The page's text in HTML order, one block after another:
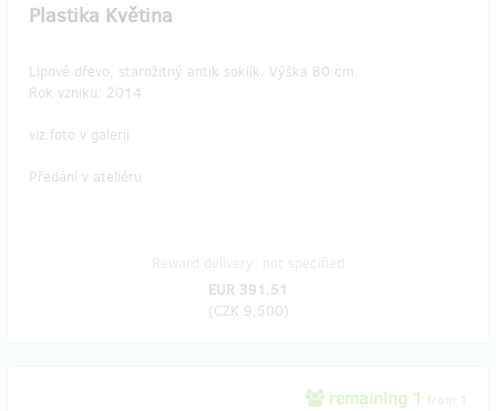
Plastika Květina
Lipové dřevo, starožitný antik soklík. Výška 80 cm.
Rok vzniku: 2014
viz.foto v galerii
Předání v ateliéru
EUR 391.51
(CZK 9,500)
remaining 1 from 1